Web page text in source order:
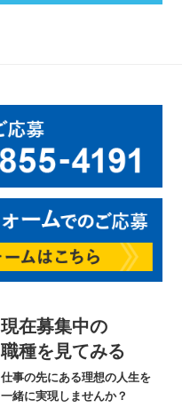
現在募集中の
職種を見てみる
仕事の先にある理想の人生を
一緒に実現しませんか？